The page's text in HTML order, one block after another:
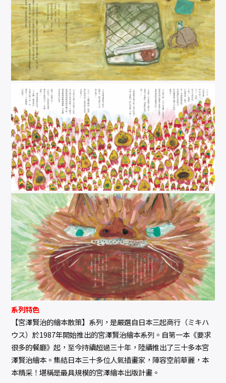
系列特色
【宮澤賢治的繪本散策】系列，是嚴選自日本三起商行（ミキハ
ウス）於1987年開始推出的宮澤賢治繪本系列。自第一本《要求
很多的餐廳》起，至今持續超過三十年，陸續推出了三十多本宮
澤賢治繪本。集結日本三十多位人氣插畫家，陣容空前華麗，本
本精采！堪稱是最具規模的宮澤繪本出版計畫。